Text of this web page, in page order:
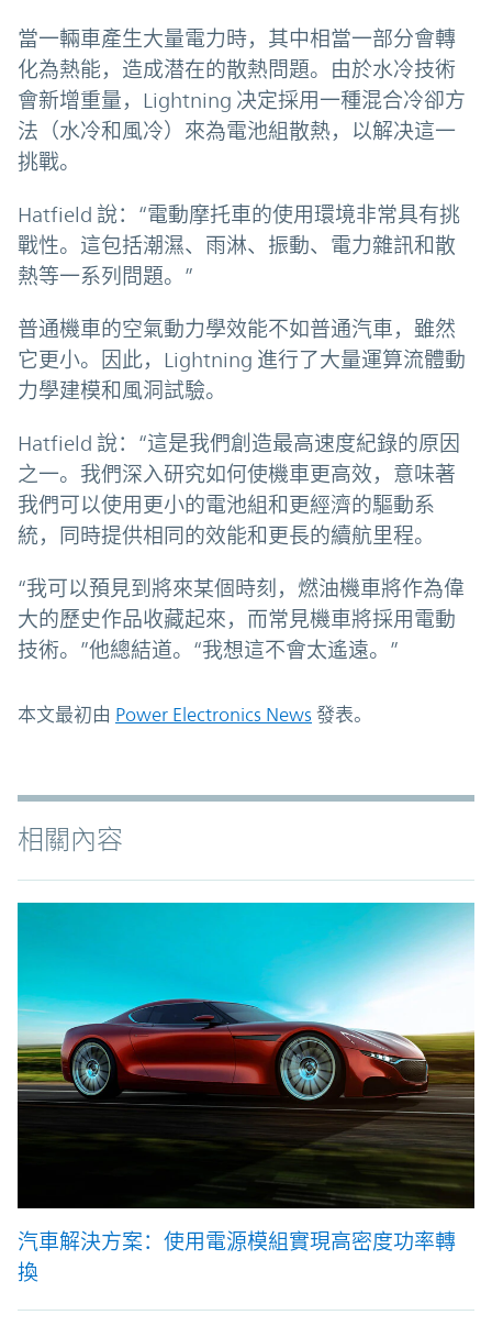
當一輛車產生大量電力時，其中相當一部分會轉
化為熱能，造成潜在的散熱問題。由於水冷技術
會新增重量，Lightning 决定採用一種混合冷卻方
法（水冷和風冷）來為電池組散熱，以解决這一
挑戰。
Hatfield 說：“電動摩托車的使用環境非常具有挑
戰性。這包括潮濕、雨淋、振動、電力雜訊和散
熱等一系列問題。”
普通機車的空氣動力學效能不如普通汽車，雖然
它更小。因此，Lightning 進行了大量運算流體動
力學建模和風洞試驗。
Hatfield 說：“這是我們創造最高速度紀錄的原因
之一。我們深入研究如何使機車更高效，意味著
我們可以使用更小的電池組和更經濟的驅動系
統，同時提供相同的效能和更長的續航里程。
“我可以預見到將來某個時刻，燃油機車將作為偉
大的歷史作品收藏起來，而常見機車將採用電動
技術。”他總結道。“我想這不會太遙遠。”
本文最初由 Power Electronics News 發表。
相關內容
汽車解決方案：使用電源模組實現高密度功率轉
換